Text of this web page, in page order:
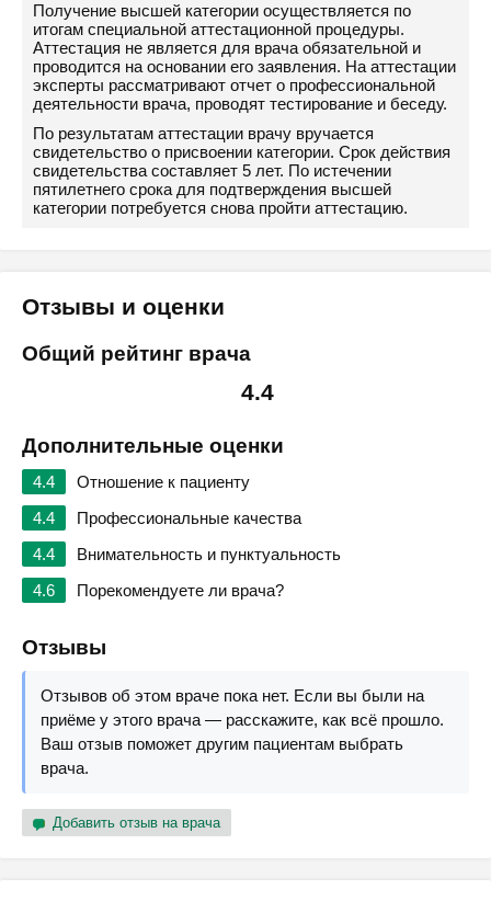
Получение высшей категории осуществляется по
итогам специальной аттестационной процедуры.
Аттестация не является для врача обязательной и
проводится на основании его заявления. На аттестации
эксперты рассматривают отчет о профессиональной
деятельности врача, проводят тестирование и беседу.
По результатам аттестации врачу вручается
свидетельство о присвоении категории. Срок действия
свидетельства составляет 5 лет. По истечении
пятилетнего срока для подтверждения высшей
категории потребуется снова пройти аттестацию.
Отзывы и оценки
Общий рейтинг врача
4.4
Дополнительные оценки
4.4
Отношение к пациенту
4.4
Профессиональные качества
4.4
Внимательность и пунктуальность
4.6
Порекомендуете ли врача?
Отзывы
Отзывов об этом враче пока нет. Если вы были на
приёме у этого врача — расскажите, как всё прошло.
Ваш отзыв поможет другим пациентам выбрать
врача.
Добавить отзыв на врача